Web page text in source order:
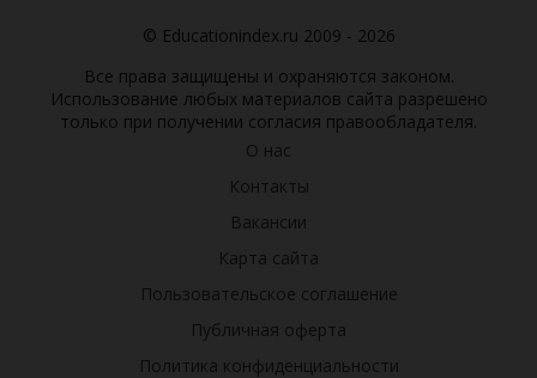
© Educationindex.ru 2009 - 2026
Все права защищены и охраняются законом.
Использование любых материалов сайта разрешено
только при получении согласия правообладателя.
О нас
Контакты
Вакансии
Карта сайта
Пользовательское соглашение
Публичная оферта
Политика конфиденциальности